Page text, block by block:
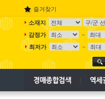
즐겨찾기
소재지
감정가
~
최저가
~